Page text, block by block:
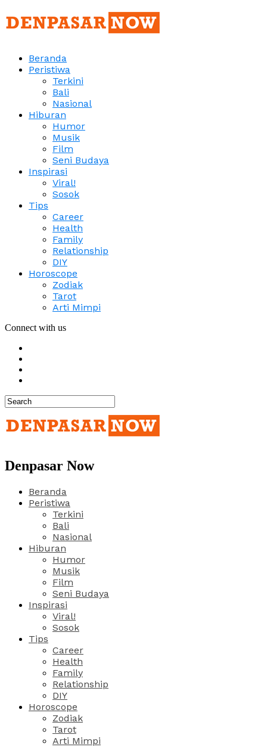
Beranda
Peristiwa
Terkini
Bali
Nasional
Hiburan
Humor
Musik
Film
Seni Budaya
Inspirasi
Viral!
Sosok
Tips
Career
Health
Family
Relationship
DIY
Horoscope
Zodiak
Tarot
Arti Mimpi
Connect with us
Denpasar Now
Beranda
Peristiwa
Terkini
Bali
Nasional
Hiburan
Humor
Musik
Film
Seni Budaya
Inspirasi
Viral!
Sosok
Tips
Career
Health
Family
Relationship
DIY
Horoscope
Zodiak
Tarot
Arti Mimpi